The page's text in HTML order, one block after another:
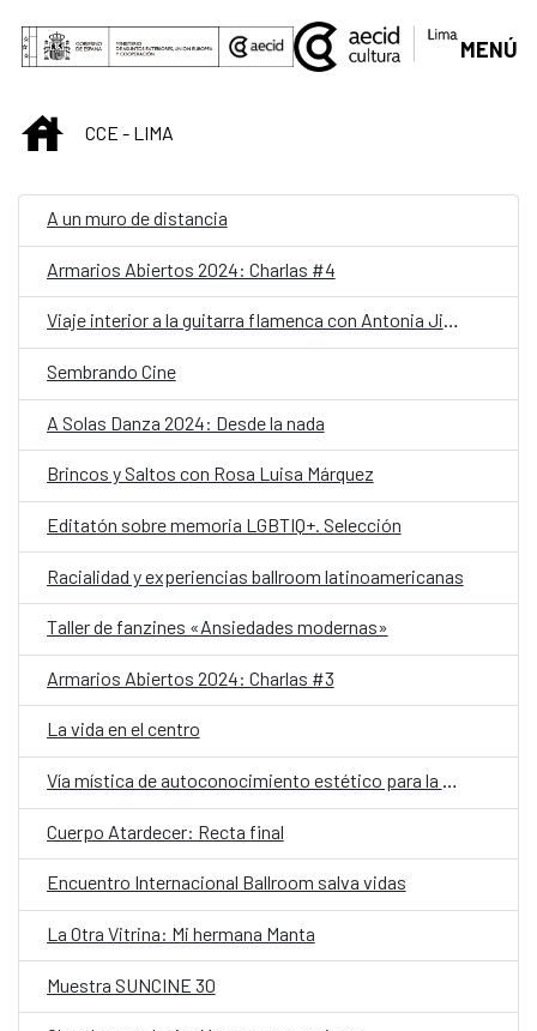
Saltar al contenido principal
MENÚ
INICIOCCE - LIMA
A un muro de distancia
Armarios Abiertos 2024: Charlas #4
Viaje interior a la guitarra flamenca con Antonia Jiménez
Sembrando Cine
A Solas Danza 2024: Desde la nada
Brincos y Saltos con Rosa Luisa Márquez
Editatón sobre memoria LGBTIQ+. Selección
Racialidad y experiencias ballroom latinoamericanas
Taller de fanzines «Ansiedades modernas»
Armarios Abiertos 2024: Charlas #3
La vida en el centro
Vía mística de autoconocimiento estético para la creación contemporánea
Cuerpo Atardecer: Recta final
Encuentro Internacional Ballroom salva vidas
La Otra Vitrina: Mi hermana Manta
Muestra SUNCINE 30